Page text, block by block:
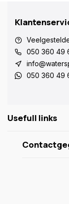
050 360 49
050 360 49
Usefull links